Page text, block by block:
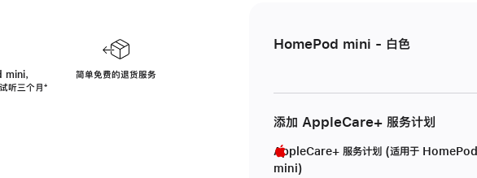
，
听三个月脚
⁺
简单免费的退货服务
HomePod mini - 白色
添加 AppleCare+ 服务计划
AppleCare+ 服务计划 (适用于 HomePod
mini)